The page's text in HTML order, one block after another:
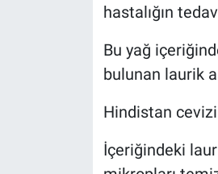
hastalığın
Bu yağ
bulunan laurik
Hindistan cevizi
İçeriğindeki